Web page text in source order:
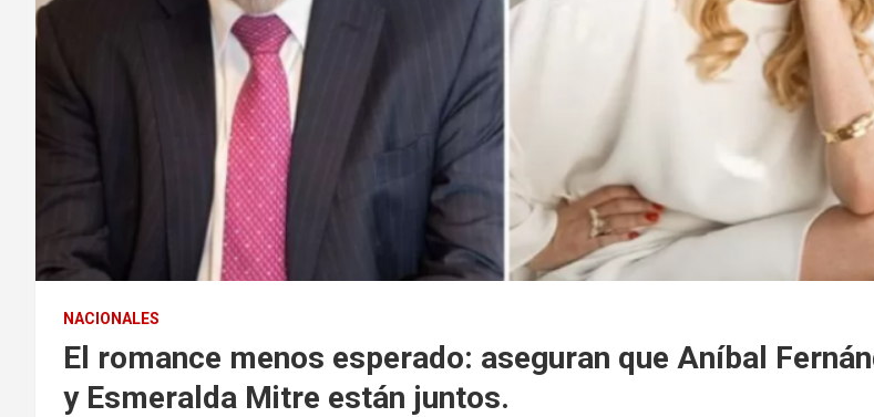
NACIONALES
El romance menos esperado: aseguran que Aníbal
y Esmeralda Mitre están juntos.